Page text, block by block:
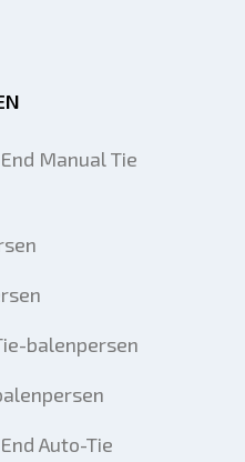
Manual Tie
balenpersen
Auto-Tie